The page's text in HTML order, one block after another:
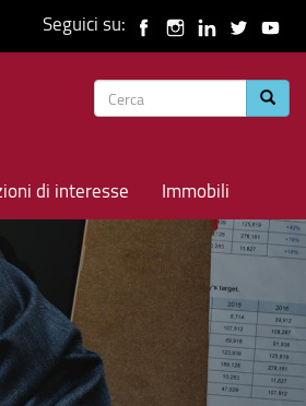
Seguici su:
Form
ricerca
di interesse Immobili